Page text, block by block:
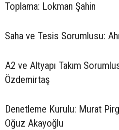
Toplama: Lokman Şahin
Saha ve Tesis Sorumlusu:
A2 ve Altyapı Takım
Özdemirtaş
Denetleme Kurulu: Murat
Oğuz Akayoğlu